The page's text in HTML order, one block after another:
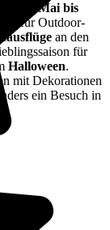
Mai bis
für Outdoor-
an den
für
Halloween.
mit Dekorationen
ein Besuch in